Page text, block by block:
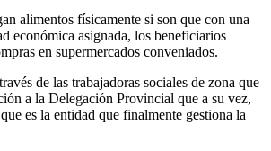
alimentos físicamente si son que con una
económica asignada, los beneficiarios
en supermercados conveniados.
de las trabajadoras sociales de zona que
a la Delegación Provincial que a su vez,
es la entidad que finalmente gestiona la